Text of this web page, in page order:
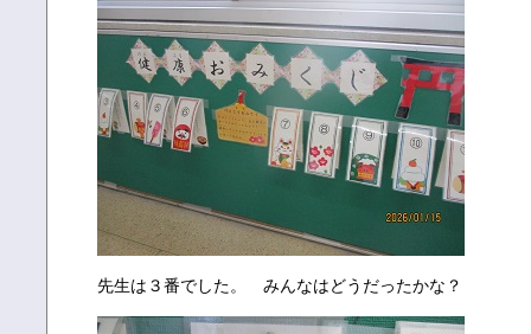
先生は３番でした。 みんなはどうだったかな？